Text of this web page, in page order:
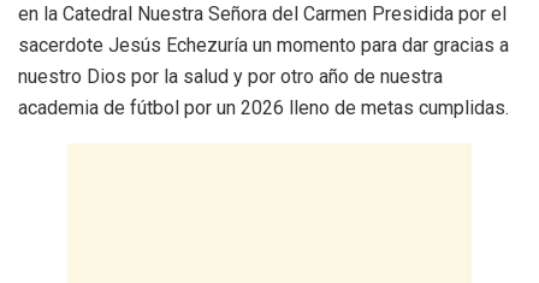
en la Catedral Nuestra Señora del Carmen Presidida por el
sacerdote Jesús Echezuría un momento para dar gracias a
nuestro Dios por la salud y por otro año de nuestra
academia de fútbol por un 2026 lleno de metas cumplidas.